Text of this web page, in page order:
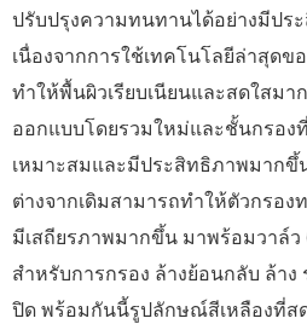
ปรับปรุงความทนทานได้อย่างมีปร
เนื่องจากการใช้เทคโนโลยีล่าสุด
ทำให้พื้นผิวเรียบเนียนและสดใสมา
ออกแบบโดยรวมใหม่และชั้นกรอง
เหมาะสมและมีประสิทธิภาพมาก
ต่างจากเดิมสามารถทำให้ตัวกรอง
มีเสถียรภาพมากขึ้น มาพร้อมวาล์ว
สำหรับการกรอง ล้างย้อนกลับ ล้าง
ปิด พร้อมกันนี้รูปลักษณ์สีเหลืองที่สด